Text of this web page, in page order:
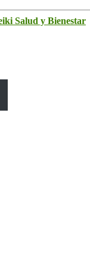
Salud y Bienestar